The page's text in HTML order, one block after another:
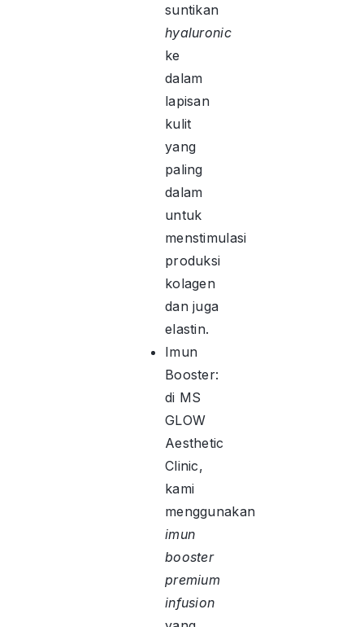
suntikan
hyaluronic
ke
dalam
lapisan
kulit
yang
paling
dalam
untuk
menstimulasi
produksi
kolagen
dan juga
elastin.
Imun
Booster:
di MS
GLOW
Aesthetic
Clinic,
kami
menggunakan
imun
booster
premium
infusion